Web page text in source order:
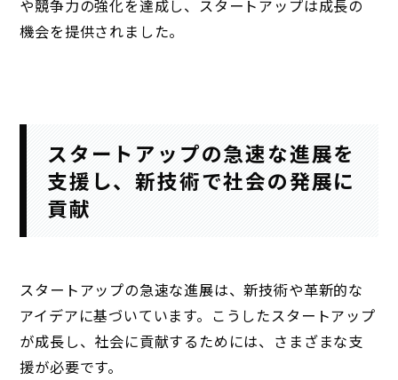
や競争力の強化を達成し、スタートアップは成長の
機会を提供されました。
スタートアップの急速な進展を
支援し、新技術で社会の発展に
貢献
スタートアップの急速な進展は、新技術や革新的な
アイデアに基づいています。こうしたスタートアップ
が成長し、社会に貢献するためには、さまざまな支
援が必要です。